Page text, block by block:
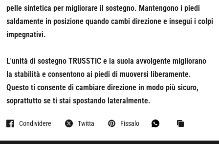
pelle sintetica per migliorare il sostegno. Mantengono i piedi
saldamente in posizione quando cambi direzione e insegui i colpi
impegnativi.
L'unità di sostegno TRUSSTIC e la suola avvolgente migliorano
la stabilità e consentono ai piedi di muoversi liberamente.
Questo ti consente di cambiare direzione in modo più sicuro,
soprattutto se ti stai spostando lateralmente.
Condividere Twitta Fissalo